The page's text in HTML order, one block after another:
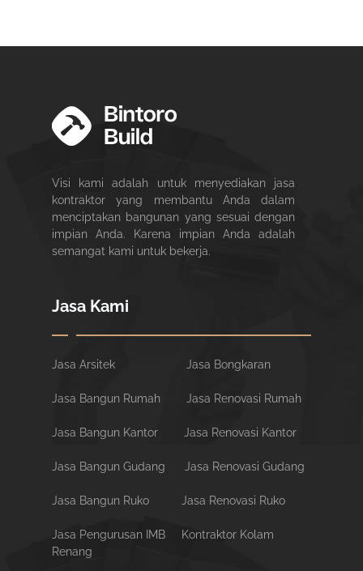
Visi kami adalah untuk menyediakan jasa
kontraktor yang membantu Anda dalam
menciptakan bangunan yang sesuai dengan
impian Anda. Karena impian Anda adalah
semangat kami untuk bekerja.
Jasa Kami
Jasa Arsitek Jasa Bongkaran
Jasa Bangun Rumah Jasa Renovasi Rumah
Jasa Bangun Kantor Jasa Renovasi Kantor
Jasa Bangun Gudang Jasa Renovasi Gudang
Jasa Bangun Ruko Jasa Renovasi Ruko
Jasa Pengurusan IMB
Kontraktor Kolam
Renang